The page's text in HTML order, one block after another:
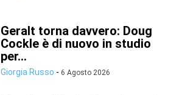
Geralt torna davvero: Doug
Cockle è di nuovo in studio
per...
Giorgia Russo - 6 Agosto 2026